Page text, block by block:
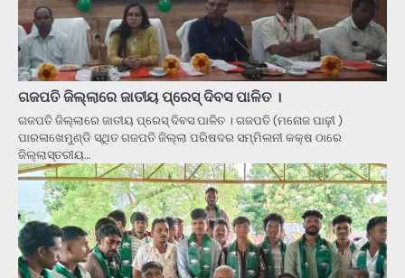
ଗଜପତି ଜିଲ୍ଲାରେ ଜାତୀୟ ପ୍ରେସ୍ ଦିବସ ପାଳିତ ।
ଗଜପତି ଜିଲ୍ଲାରେ ଜାତୀୟ ପ୍ରେସ୍ ଦିବସ ପାଳିତ । ଗଜପତି (ମନୋଜ ପାଢ଼ୀ )
ପାରଳାଖେମୁଣ୍ଡି ସ୍ଥିତ ଗଜପତି ଜିଲ୍ଲା ପରିଷଦର ସମ୍ମିଲନୀ କକ୍ଷ ଠାରେ
ଜିଲ୍ଲାସ୍ତରୀୟ…